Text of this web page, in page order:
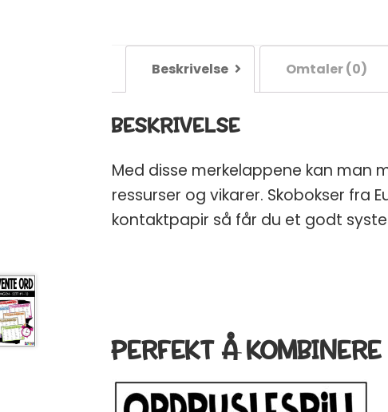
Beskrivelse Omtaler (0)
BESKRIVELSE
Med disse merkelappene kan man
ressurser og vikarer. Skobokser fra
kontaktpapir så får du et godt
PERFEKT Å